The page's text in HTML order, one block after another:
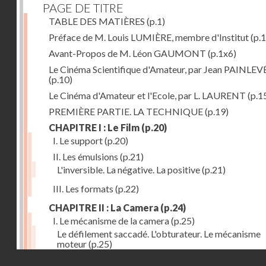
PAGE DE TITRE
TABLE DES MATIÈRES (p.1)
Préface de M. Louis LUMIÈRE, membre d'Institut
Avant-Propos de M. Léon GAUMONT (p.1x6)
Le Cinéma Scientifique d'Amateur, par Jean
(p.10)
Le Cinéma d'Amateur et l'Ecole, par L. LAURENT
PREMIÈRE PARTIE. LA TECHNIQUE(p.19)
CHAPITRE I : Le Film (p.20)
I. Le support(p.20)
II. Les émulsions (p.21)
L'inversible. La négative. La positive(p.21)
III. Les formats (p.22)
CHAPITRE II : La Camera (p.24)
I. Le mécanisme de la camera(p.25)
Le défilement saccadé. L'obturateur. Le mécanisme
moteur(p.25)